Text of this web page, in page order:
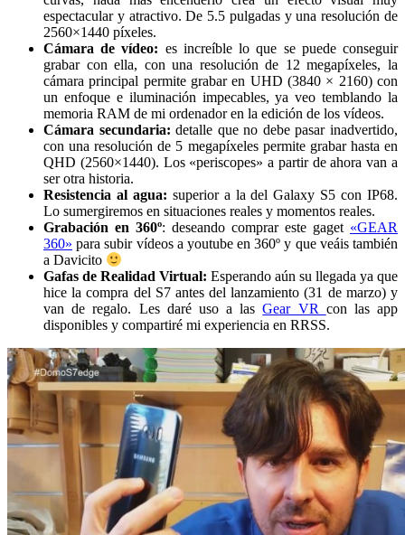
espectacular y atractivo. De 5.5 pulgadas y una resolución de
2560×1440 píxeles.
Cámara de vídeo: es increíble lo que se puede conseguir
grabar con ella, con una resolución de 12 megapíxeles, la
cámara principal permite grabar en UHD (3840 × 2160) con
un enfoque e iluminación impecables, ya veo temblando la
memoria RAM de mi ordenador en la edición de los vídeos.
Cámara secundaria: detalle que no debe pasar inadvertido,
con una resolución de 5 megapíxeles permite grabar hasta en
QHD (2560×1440). Los «periscopes» a partir de ahora van a
ser otra historia.
Resistencia al agua: superior a la del Galaxy S5 con IP68.
Lo sumergiremos en situaciones reales y momentos reales.
Grabación en 360º: deseando comprar este gaget «GEAR
360» para subir vídeos a youtube en 360º y que veáis también
a Davicito
Gafas de Realidad Virtual: Esperando aún su llegada ya que
hice la compra del S7 antes del lanzamiento (31 de marzo) y
van de regalo. Les daré uso a lasGear VR con las app
disponibles y compartiré mi experiencia en RRSS.